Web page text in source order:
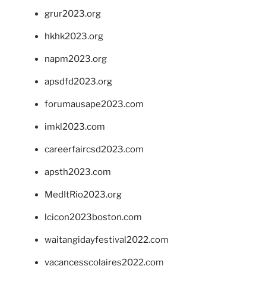
grur2023.org
hkhk2023.org
napm2023.org
apsdfd2023.org
forumausape2023.com
imkl2023.com
careerfaircsd2023.com
apsth2023.com
MedItRio2023.org
lcicon2023boston.com
waitangidayfestival2022.com
vacancesscolaires2022.com